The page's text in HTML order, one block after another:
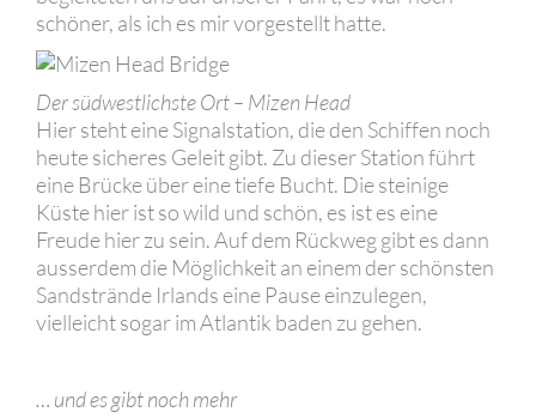
schöner, als ich es mir vorgestellt hatte.
Der südwestlichste Ort – Mizen Head
Hier steht eine Signalstation, die den Schiffen noch
heute sicheres Geleit gibt. Zu dieser Station führt
eine Brücke über eine tiefe Bucht. Die steinige
Küste hier ist so wild und schön, es ist es eine
Freude hier zu sein. Auf dem Rückweg gibt es dann
ausserdem die Möglichkeit an einem der schönsten
Sandstrände Irlands eine Pause einzulegen,
vielleicht sogar im Atlantik baden zu gehen.
… und es gibt noch mehr